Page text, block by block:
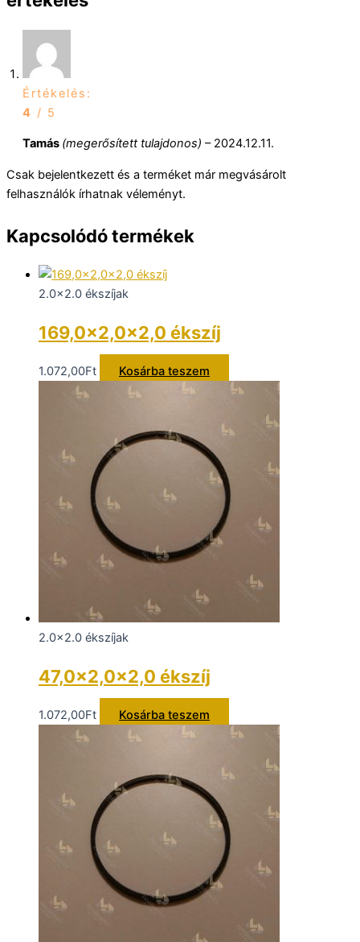
Értékelés:
4 / 5
Tamás (megerősített tulajdonos) – 2024.12.11.
Csak bejelentkezett és a terméket már megvásárolt
felhasználók írhatnak véleményt.
Kapcsolódó termékek
2.0x2.0 ékszíjak
169,0×2,0×2,0 ékszíj
1.072,00Ft Kosárba teszem
2.0x2.0 ékszíjak
47,0×2,0×2,0 ékszíj
1.072,00Ft Kosárba teszem